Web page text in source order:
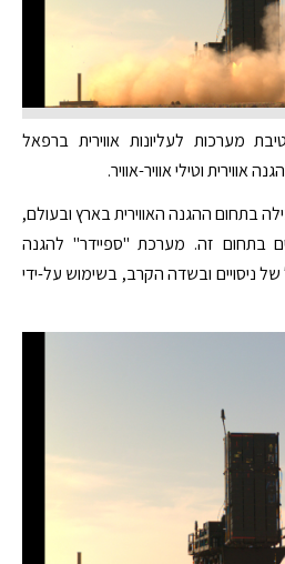
מערכות לעליונות אווירית ברפאל
וטילי אוויר-אוויר.
בתחום ההגנה האווירית בארץ ובעולם,
בתחום זה. מערכת "ספיידר" להגנה
של ניסויים ובשדה הקרב, בשימוש על-ידי